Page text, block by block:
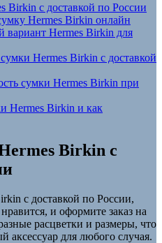
Birkin с доставкой по России
Hermes Birkin онлайн
вариант Hermes Birkin для
Hermes Birkin с доставкой
сумки Hermes Birkin при
Hermes Birkin и как
Birkin с
с доставкой по России,
и оформите заказ на
расцветки и размеры, что
аксессуар для любого случая.